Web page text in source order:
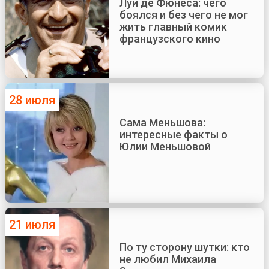
Луи де Фюнеса: чего
боялся и без чего не мог
жить главный комик
французского кино
28 июля
Сама Меньшова:
интересные факты о
Юлии Меньшовой
21 июля
По ту сторону шутки: кто
не любил Михаила